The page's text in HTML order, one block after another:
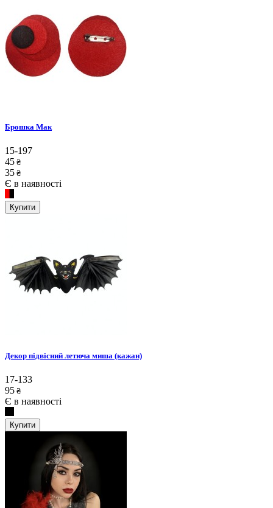
Брошка Мак
15-197
45 ₴
35 ₴
Є в наявності
Купити
Декор підвісний летюча миша (кажан)
17-133
95 ₴
Є в наявності
Купити